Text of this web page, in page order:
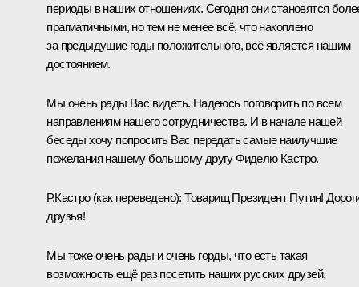
периоды в наших отношениях. Сегодня они становятся
прагматичными, но тем не менее всё, что накоплено
за предыдущие годы положительного, всё является нашим
достоянием.
Мы очень рады Вас видеть. Надеюсь поговорить по всем
направлениям нашего сотрудничества. И в начале нашей
беседы хочу попросить Вас передать самые наилучшие
пожелания нашему большому другу Фиделю Кастро.
Р.Кастро (как переведено): Товарищ Президент Путин!
друзья!
Мы тоже очень рады и очень горды, что есть такая
возможность ещё раз посетить наших русских друзей.